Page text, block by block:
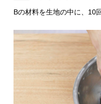
Bの材料を生地の中に、10